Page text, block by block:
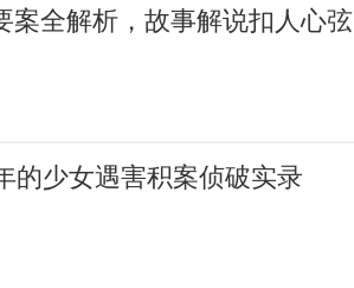
案全解析，故事解说扣人心弦
的少女遇害积案侦破实录